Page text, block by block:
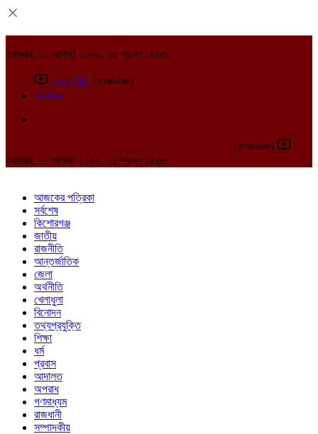
সোমবার, ১০ আগস্ট ২০২৬, ২৫ শ্রাবণ ১৪৩৩
লাইভ টিভি [gtranslate]
আর্কাইভ
[gtranslate]
সোমবার, ১০ আগস্ট ২০২৬, ২৫ শ্রাবণ ১৪৩৩
আজকের পত্রিকা
সর্বশেষ
কিশোরগঞ্জ
জাতীয়
রাজনীতি
আন্তর্জাতিক
জেলা
অর্থনীতি
খেলাধুলা
বিনোদন
তথ্যপ্রযুক্তি
শিক্ষা
ধর্ম
প্রবাস
আদালত
অপরাধ
গণমাধ্যম
রাজধানী
সম্পাদকীয়